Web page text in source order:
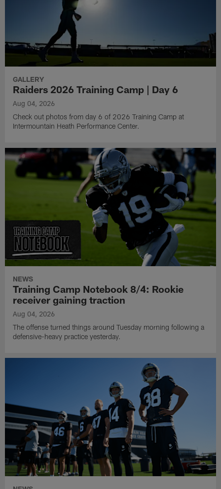
GALLERY
Raiders 2026 Training Camp | Day 6
Aug 04, 2026
Check out photos from day 6 of 2026 Training Camp at
Intermountain Heath Performance Center.
NEWS
Training Camp Notebook 8/4: Rookie
receiver gaining traction
Aug 04, 2026
The offense turned things around Tuesday morning following a
defensive-heavy practice yesterday.